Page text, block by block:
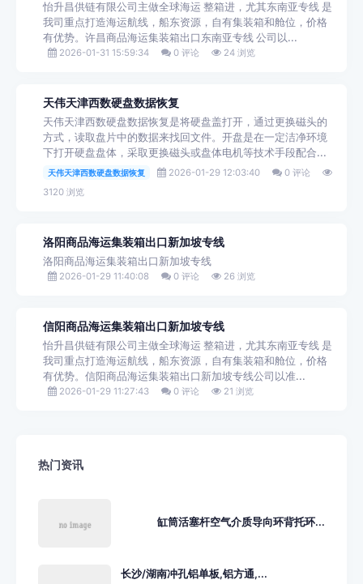
怡升昌供链有限公司主做全球海运 整箱进，尤其东南亚专线 是
我司重点打造海运航线，船东资源，自有集装箱和舱位，价格
有优势。许昌商品海运集装箱出口东南亚专线 公司以...
2026-01-31 15:59:34 0 评论 24 浏览
天伟天津西数硬盘数据恢复
天伟天津西数硬盘数据恢复是将硬盘盖打开，通过更换磁头的
方式，读取盘片中的数据来找回文件。开盘是在一定洁净环境
下打开硬盘盘体，采取更换磁头或盘体电机等技术手段配合...
天伟天津西数硬盘数据恢复 2026-01-29 12:03:40
0 评论
3120 浏览
洛阳商品海运集装箱出口新加坡专线
洛阳商品海运集装箱出口新加坡专线
2026-01-29 11:40:08 0 评论 26 浏览
信阳商品海运集装箱出口新加坡专线
怡升昌供链有限公司主做全球海运 整箱进，尤其东南亚专线 是
我司重点打造海运航线，船东资源，自有集装箱和舱位，价格
有优势。信阳商品海运集装箱出口新加坡专线公司以准...
2026-01-29 11:27:43 0 评论 21 浏览
热门资讯
缸筒活塞杆空气介质导向环背托环...
长沙/湖南冲孔铝单板,铝方通,...